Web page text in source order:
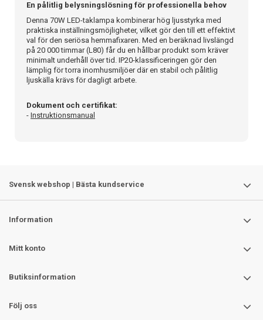
En pålitlig belysningslösning för professionella behov
Denna 70W LED-taklampa kombinerar hög ljusstyrka med
praktiska inställningsmöjligheter, vilket gör den till ett effektivt
val för den seriösa hemmafixaren. Med en beräknad livslängd
på 20 000 timmar (L80) får du en hållbar produkt som kräver
minimalt underhåll över tid. IP20-klassificeringen gör den
lämplig för torra inomhusmiljöer där en stabil och pålitlig
ljuskälla krävs för dagligt arbete.
Dokument och certifikat:
- Instruktionsmanual
Svensk webshop | Bästa kundservice
Information
Mitt konto
Butiksinformation
Följ oss